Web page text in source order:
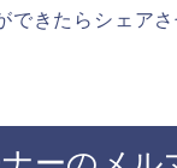
できたらシェア